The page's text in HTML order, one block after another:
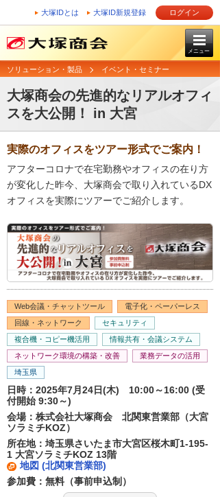
大塚IDとは 大塚ID新規登録 ログイン
メニュー
ソリューション・製品 イベント・セミナー
大塚商会の先進的なリアルオフィ
スを大公開！ in 大宮
実際のオフィスをツアー形式でご案内！
アフターコロナで在宅勤務やオフィスの在り方
が変化した昨今、大塚商会で取り入れているDX
オフィスを実際にツアーでご紹介します。
Web会議・チャットツール
電子化・ペーパーレス
回線・ネットワーク
セキュリティ
複合機・コピー機活用
情報共有・会議システム
ネットワーク環境の構築・改善
業務データの活用
埼玉県
日時：2025年7月24日(木) 10:00～16:00 (受
付開始 9:30～)
会場：株式会社大塚商会 北関東営業部（大宮
ソラミチKOZ）
所在地：埼玉県さいたま市大宮区桜木町1-195-
1 大宮ソラミチKOZ 13階
地図 (北関東営業部)
参加費：無料（事前申込制）